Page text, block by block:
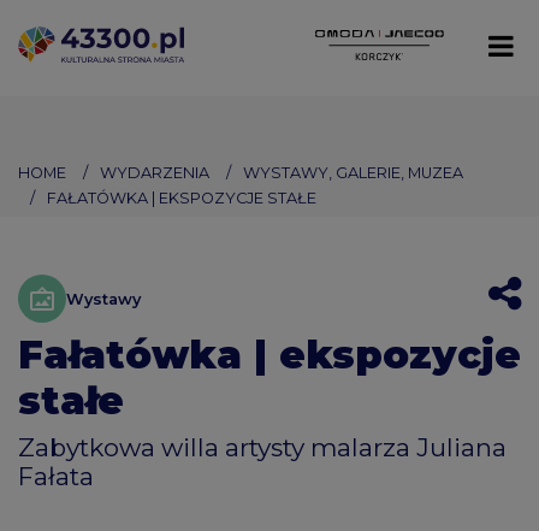
HOME WYDARZENIA
WYSTAWY, GALERIE, MUZEA
FAŁATÓWKA | EKSPOZYCJE STAŁE
Wystawy
Fałatówka | ekspozycje
stałe
Zabytkowa willa artysty malarza Juliana
Fałata